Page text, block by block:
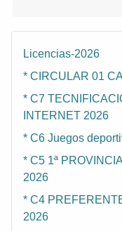
Licencias-2026
* CIRCULAR 01
* C7
INTERNET 2026
* C6 Juegos
* C5 1ª
2026
* C4
2026